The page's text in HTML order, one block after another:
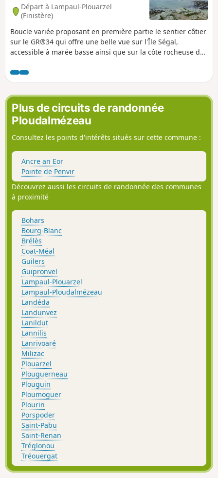
Départ à Lampaul-Plouarzel
(Finistère)
Boucle variée proposant en première partie le sentier côtier
sur le GR®34 qui offre une belle vue sur l'Île Ségal,
accessible à marée basse ainsi que sur la côte rocheuse de
l'arrière-pays avec ses maisons de granit. Petite halte finale
à la Chapelle Saint-Égarec.
Plus de circuits de randonnée
Ploudalmézeau
Consultez les points d'intérêts situés sur cette commune :
Ancre an Eor
Pointe de Penvir
Découvrez aussi les circuits de randonnée des communes
à proximité
Bohars
Bourg-Blanc
Brélès
Coat-Méal
Guilers
Guipronvel
Lampaul-Plouarzel
Lampaul-Ploudalmézeau
Landéda
Landunvez
Lanildut
Lannilis
Lanrivoaré
Milizac
Plouarzel
Plouguerneau
Plouguin
Ploumoguer
Plourin
Porspoder
Saint-Pabu
Saint-Renan
Tréglonou
Tréouergat